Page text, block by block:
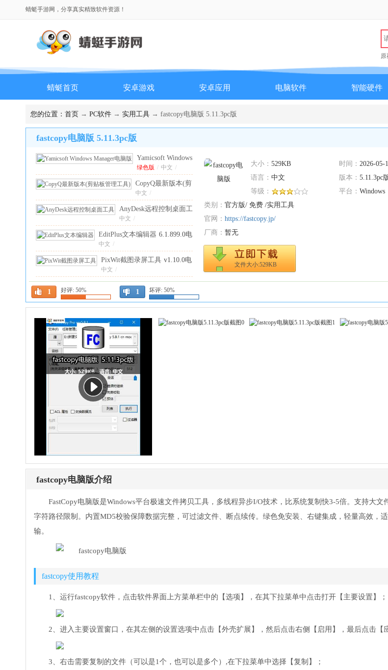
蜻蜓手游网，分享真实精致软件资源！
原
蜻蜓首页 安卓游戏 安卓应用 电脑软件 智能硬件
您的位置： 首页 → PC软件 → 实用工具 → fastcopy电脑版 5.11.3pc版
fastcopy电脑版 5.11.3pc版
大小： 529KB 时间： 2026-05-
语言： 中文 版本： 5.11.3pc
等级：
平台： Windows
类别： 官方版/ 免费 /实用工具
官网： https://fastcopy.jp/
厂商： 暂无
文件大小:529KB
1 好评: 50% 1 坏评: 50%
Yamicsoft Windows
Manager电脑版
绿色版 / 中文 /
CopyQ最新版本(剪
贴板管理工
中文 /
AnyDesk远程控制桌面工
具 9.7.7pc版
中文 /
EditPlus文本编辑器 6.1.899.0电
脑版
中文 /
PixWit截图录屏工具 v1.10.0电
脑版
中文 /
火狐浏览器pc版官方
版(Firefox) 152.0.1最
中文
版
/
the L直播助手PC版
版
中文 /
BitFunAI辅助编程工具
中文版
中文版 / 中文
Edge浏览器电脑版安装包
149.0.4022.80官方正式
版
官方版
fastcopy电脑版介绍
FastCopy电脑版是Windows平台极速文件拷贝工具，多线程异步I/O技术，比系统复制快3-5倍。支持大文
字符路径限制。内置MD5校验保障数据完整，可过滤文件、断点续传。绿色免安装、右键集成，轻量高效，
输。
fastcopy使用教程
1、运行fastcopy软件，点击软件界面上方菜单栏中的【选项】，在其下拉菜单中点击打开【主要设置】；
2、进入主要设置窗口，在其左侧的设置选项中点击【外壳扩展】，然后点击右侧【启用】，最后点击【
3、右击需要复制的文件（可以是1个，也可以是多个）,在下拉菜单中选择【复制】；